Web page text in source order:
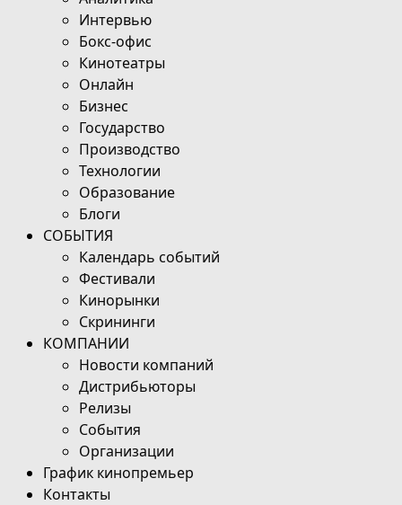
Интервью
Бокс-офис
Кинотеатры
Онлайн
Бизнес
Государство
Производство
Технологии
Образование
Блоги
СОБЫТИЯ
Календарь событий
Фестивали
Кинорынки
Скрининги
КОМПАНИИ
Новости компаний
Дистрибьюторы
Релизы
События
Организации
График кинопремьер
Контакты